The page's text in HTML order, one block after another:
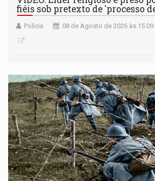
fiéis sob pretexto de 'processo
Polícia 08 de Agosto de 2026 às 15:09